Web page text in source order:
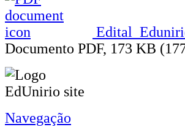
Documento PDF, 173 KB
Navegação